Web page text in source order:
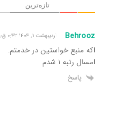
تازه‌ترین
Behrooz اردیبهشت ۱, ۱۴۰۴ ۰:۴۳ ق٫ظ
اکه منبع خواستین در خدمتم.
امسال رتبه ۱ شدم
پاسخ